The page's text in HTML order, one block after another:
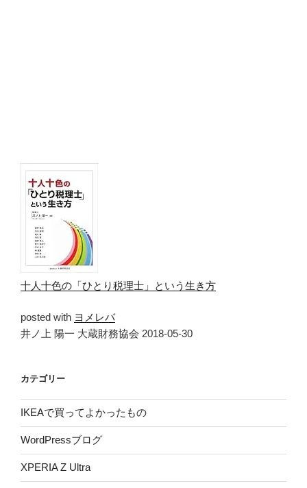
十人十色の「ひとり税理士」という生き方
posted with ヨメレバ
井ノ上 陽一 大蔵財務協会 2018-05-30
カテゴリー
IKEAで買ってよかったもの
WordPressブログ
XPERIA Z Ultra